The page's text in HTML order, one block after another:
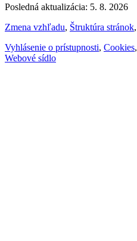
Posledná aktualizácia: 5. 8. 2026
Zmena vzhľadu, Štruktúra stránok,
Vyhlásenie o prístupnosti, Cookies,
Webové sídlo